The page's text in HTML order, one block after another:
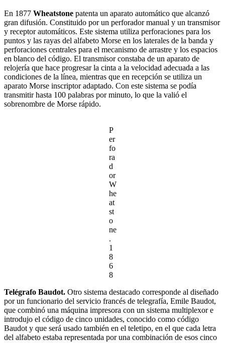
En 1877 Wheatstone patenta un aparato automático que alcanzó
gran difusión. Constituido por un perforador manual y un transmisor
y receptor automáticos. Este sistema utiliza perforaciones para los
puntos y las rayas del alfabeto Morse en los laterales de la banda y
perforaciones centrales para el mecanismo de arrastre y los espacios
en blanco del código. El transmisor constaba de un aparato de
relojería que hace progresar la cinta a la velocidad adecuada a las
condiciones de la línea, mientras que en recepción se utiliza un
aparato Morse inscriptor adaptado. Con este sistema se podía
transmitir hasta 100 palabras por minuto, lo que la valió el
sobrenombre de Morse rápido.
P
er
fo
ra
d
or
W
he
at
st
o
ne
.
1
8
6
8
Telégrafo Baudot. Otro sistema destacado corresponde al diseñado
por un funcionario del servicio francés de telegrafía, Emile Baudot,
que combinó una máquina impresora con un sistema multiplexor e
introdujo el código de cinco unidades, conocido como código
Baudot y que será usado también en el teletipo, en el que cada letra
del alfabeto estaba representada por una combinación de esos cinco